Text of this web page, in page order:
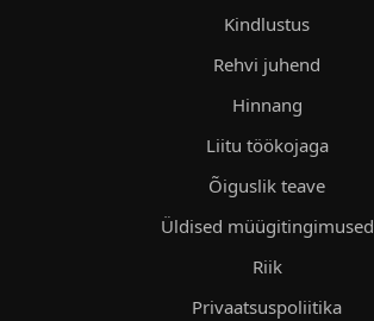
Kindlustus
Rehvi juhend
Hinnang
Liitu töökojaga
Õiguslik teave
Üldised müügitingimused
Riik
Privaatsuspoliitika